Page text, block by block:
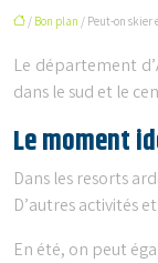
/Bon plan/ Peut-on skier
Le département
dans le sud et le
Le moment
Dans les resorts
D’autres activités
En été, on peut